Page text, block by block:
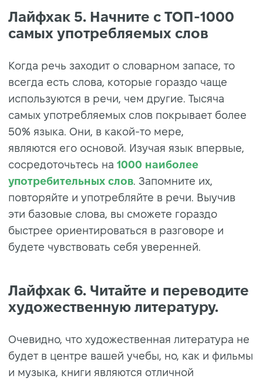
Лайфхак 5. Начните с ТОП-1000
самых употребляемых слов
Когда речь заходит о словарном запасе, то
всегда есть слова, которые гораздо чаще
используются в речи, чем другие. Тысяча
самых употребляемых слов покрывает более
50% языка. Они, в какой-то мере,
являются его основой. Изучая язык впервые,
сосредоточьтесь на 1000 наиболее
употребительных слов . Запомните их,
повторяйте и употребляйте в речи. Выучив
эти базовые слова, вы сможете гораздо
быстрее ориентироваться в разговоре и
будете чувствовать себя уверенней.
Лайфхак 6. Читайте и переводите
художественную литературу.
Очевидно, что художественная литература не
будет в центре вашей учебы, но, как и фильмы
и музыка, книги являются отличной